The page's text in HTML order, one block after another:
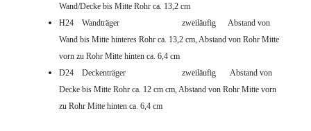
Wand/Decke bis Mitte Rohr ca. 13,2 cm
H24 Wandträger zweiläufig Abstand von
Wand bis Mitte hinteres Rohr ca. 13,2 cm, Abstand von Rohr Mitte
vorn zu Rohr Mitte hinten ca. 6,4 cm
D24 Deckenträger zweiläufig Abstand von
Decke bis Mitte Rohr ca. 12 cm cm, Abstand von Rohr Mitte vorn
zu Rohr Mitte hinten ca. 6,4 cm